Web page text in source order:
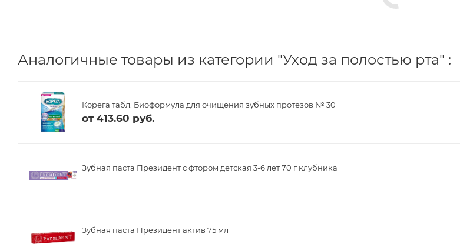
Аналогичные товары из категории "Уход за полостью рта" :
Корега табл. Биоформула для очищения зубных протезов № 30
от 413.60 руб.
Зубная паста Президент с фтором детская 3-6 лет 70 г клубника
Зубная паста Президент актив 75 мл